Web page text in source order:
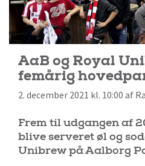
AaB og Royal
femårig
2. december 2021 kl. 10:00 af
Frem til udgangen af
blive serveret øl og
Unibrew på Aalborg